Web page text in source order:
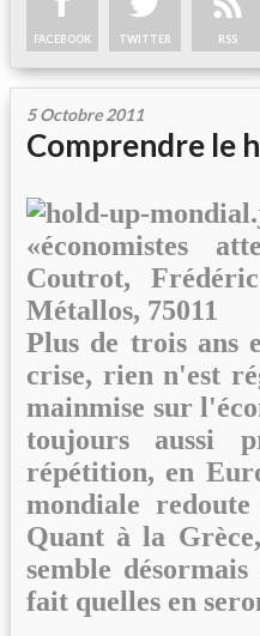
FACEBOOK TWITTER RSS
5 Octobre 2011
Comprendre le
«économistes
Coutrot,
Métallos, 75011
Plus de trois ans
crise, rien n'est
mainmise sur
toujours aussi
répétition, en
mondiale
Quant à la
semble
fait quelles en